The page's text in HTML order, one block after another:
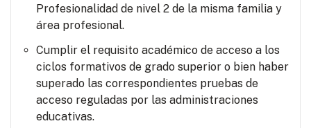
Profesionalidad de nivel 2 de la misma familia y
área profesional.
Cumplir el requisito académico de acceso a los
ciclos formativos de grado superior o bien haber
superado las correspondientes pruebas de
acceso reguladas por las administraciones
educativas.